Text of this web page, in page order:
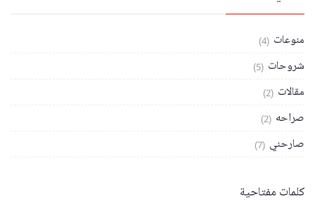
منوعات (4)
شروحات (5)
مقالات (2)
صراحه (2)
صارحني (7)
كلمات مفتاحية